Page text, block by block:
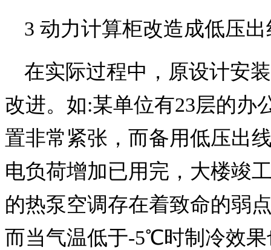
3 动力计算柜改造成低压
在实际过程中，原设计安
改进。如:某单位有23层的办
置非常紧张，而备用低压出
电负荷增加已用完，大楼竣
的热泵空调存在着致命的弱
而当气温低于-5℃时制冷效